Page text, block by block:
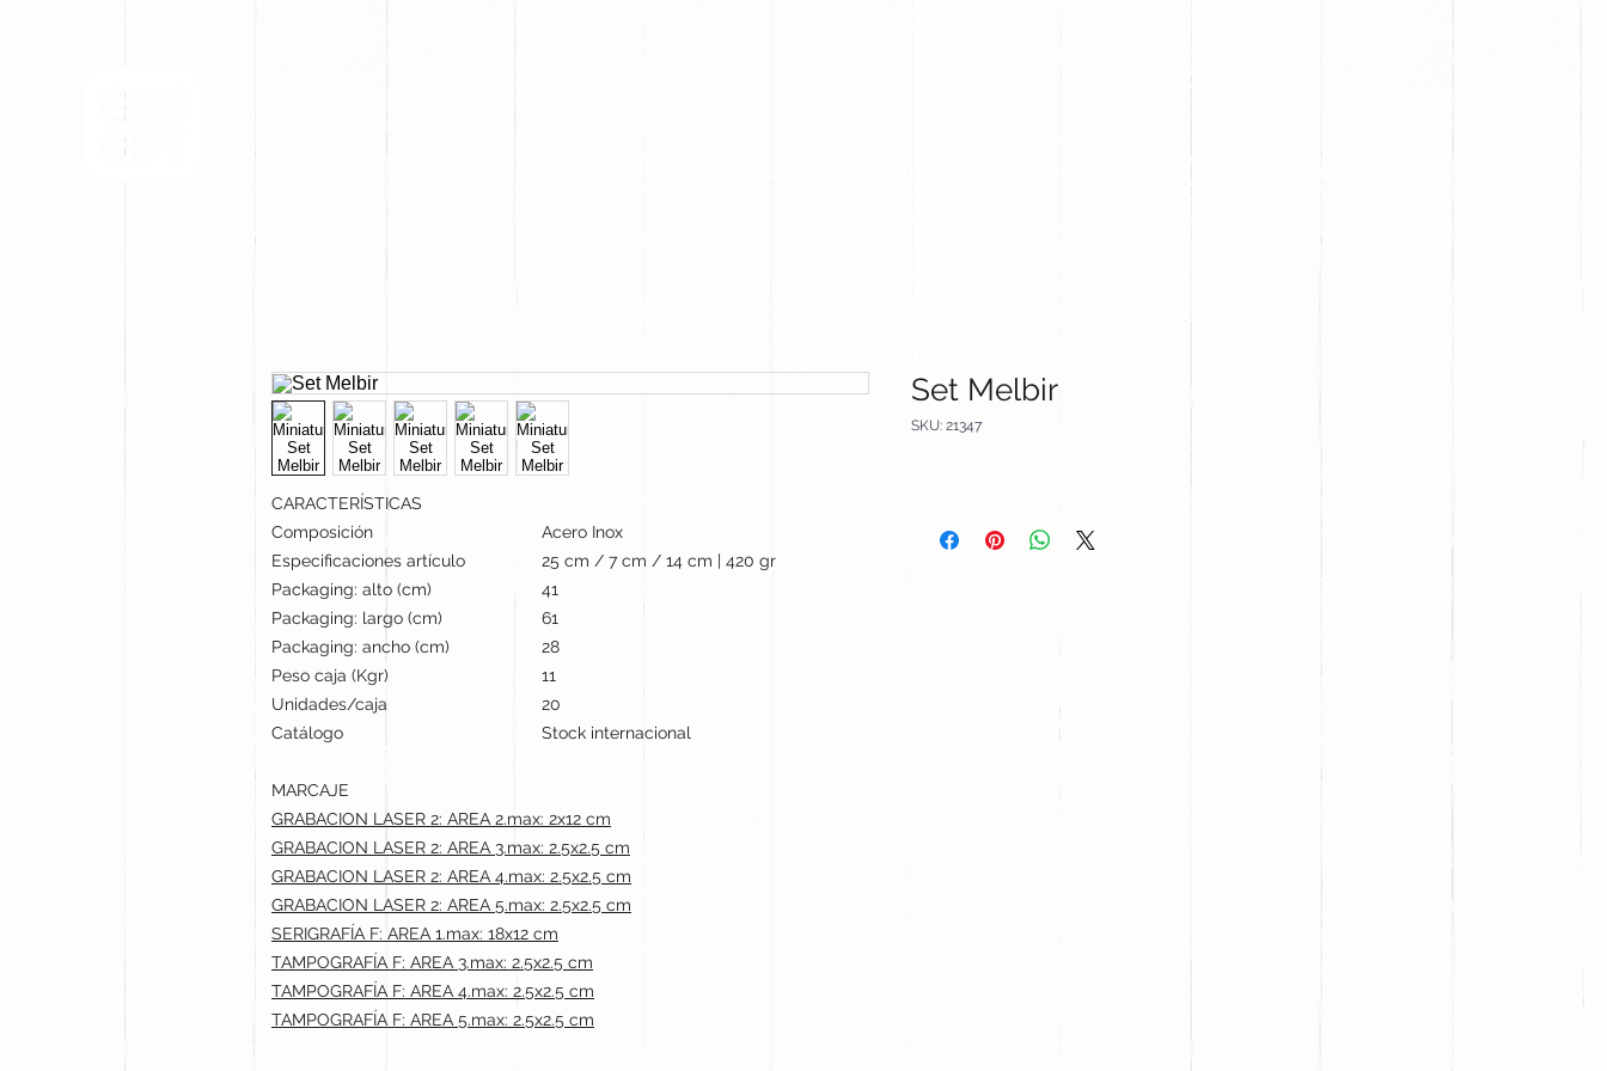
CARACTERÍSTICAS
Composición
Acero Inox
Especificaciones artículo
25 cm / 7 cm / 14 cm | 420 gr
Packaging: alto (cm)
41
Packaging: largo (cm)
61
Packaging: ancho (cm)
28
Peso caja (Kgr)
11
Unidades/caja
20
Catálogo
Stock internacional
MARCAJE
GRABACION LASER 2: AREA 2.max: 2x12 cm
GRABACION LASER 2: AREA 3.max: 2.5x2.5 cm
GRABACION LASER 2: AREA 4.max: 2.5x2.5 cm
GRABACION LASER 2: AREA 5.max: 2.5x2.5 cm
SERIGRAFÍA F: AREA 1.max: 18x12 cm
TAMPOGRAFÍA F: AREA 3.max: 2.5x2.5 cm
TAMPOGRAFÍA F: AREA 4.max: 2.5x2.5 cm
TAMPOGRAFÍA F: AREA 5.max: 2.5x2.5 cm
Set Melbir
SKU: 21347